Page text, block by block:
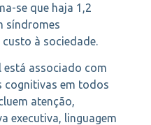
se que haja 1,2
síndromes
à sociedade.
está associado com
cognitivas em todos
atenção,
executiva, linguagem